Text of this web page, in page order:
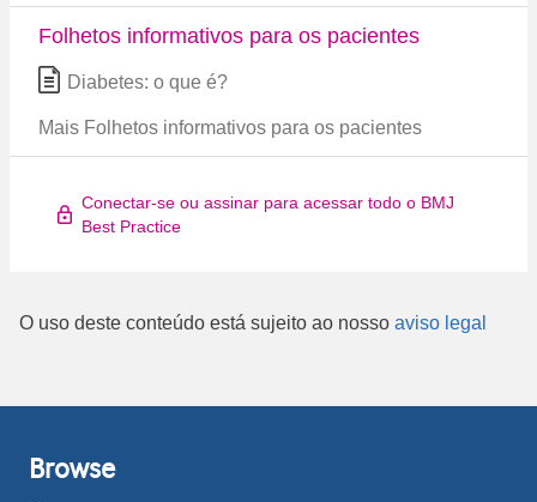
Folhetos informativos para os pacientes
Diabetes: o que é?
Mais Folhetos informativos para os pacientes
Conectar-se ou assinar para acessar todo o BMJ
Best Practice
O uso deste conteúdo está sujeito ao nosso aviso legal
Browse